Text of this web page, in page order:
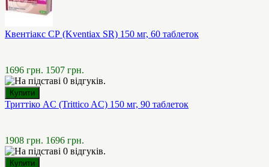
Квентіакс СР (Kventiax SR) 150 мг, 60 таблеток
1696 грн. 1507 грн.
Триттіко AC (Trittico AC) 150 мг, 90 таблеток
1908 грн. 1696 грн.